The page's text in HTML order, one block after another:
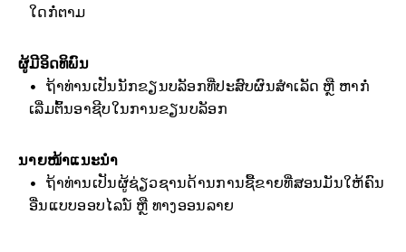
ໃດກໍ່ຕາມ
ຜູ້ມີອິດທິພົນ
ຖ້າທ່ານເປັນນັກຂຽນບລັອກທີ່ປະສົບຜົນສຳເລັດ ຫຼື ຫາກໍ່
ເລີ່ມຕົ້ນອາຊີບໃນການຂຽນບລັອກ
ນາຍໜ້າແນະນຳ
ຖ້າທ່ານເປັນຜູ້ຊ່ຽວຊານດ້ານການຊື້ຂາຍທີ່ສອນມັນໃຫ້ຄົນ
ອື່ນແບບອອບໄລນ໌ ຫຼື ທາງອອນລາຍ